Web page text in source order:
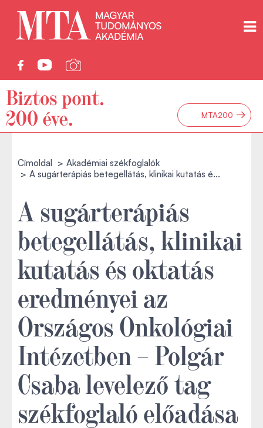
MTA200 →
Címoldal
Akadémiai székfoglalók
A sugárterápiás betegellátás, klinikai kutatás é...
A sugárterápiás
betegellátás, klinikai
kutatás és oktatás
eredményei az
Országos Onkológiai
Intézetben – Polgár
Csaba levelező tag
székfoglaló előadása